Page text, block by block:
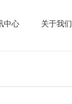
中心 关于我们